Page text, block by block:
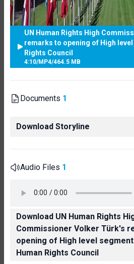
UN Human Rights High
remarks to opening of High
Rights Council
4:10/MP4/464.5 MB
Documents 1
Download Storyline
Audio Files 1
Download UN Human Rights
Commissioner Volker Türk's
opening of High level
Human Rights Council